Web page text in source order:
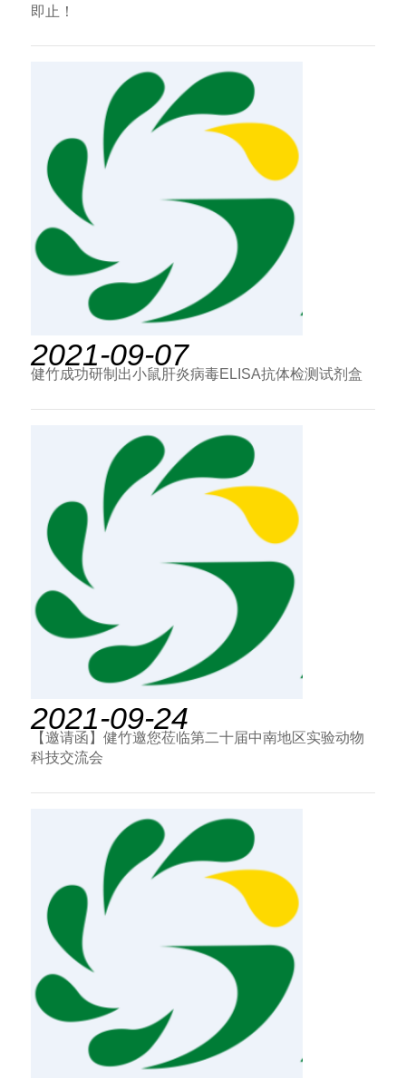
即止！
2021-09-07
健竹成功研制出小鼠肝炎病毒ELISA抗体检测试剂盒
2021-09-24
【邀请函】健竹邀您莅临第二十届中南地区实验动物
科技交流会